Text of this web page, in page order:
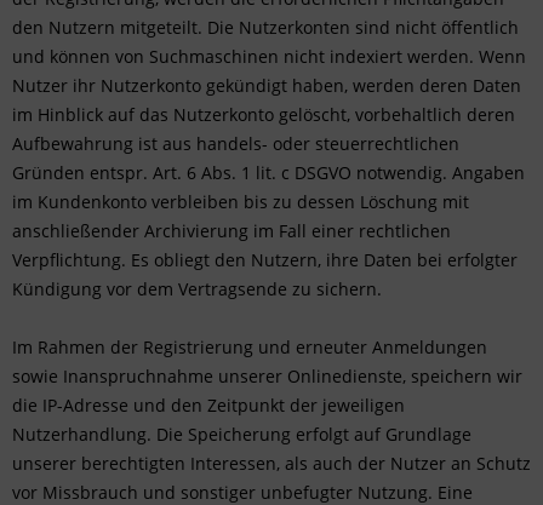
den Nutzern mitgeteilt. Die Nutzerkonten sind nicht öffentlich
und können von Suchmaschinen nicht indexiert werden. Wenn
Nutzer ihr Nutzerkonto gekündigt haben, werden deren Daten
im Hinblick auf das Nutzerkonto gelöscht, vorbehaltlich deren
Aufbewahrung ist aus handels- oder steuerrechtlichen
Gründen entspr. Art. 6 Abs. 1 lit. c DSGVO notwendig. Angaben
im Kundenkonto verbleiben bis zu dessen Löschung mit
anschließender Archivierung im Fall einer rechtlichen
Verpflichtung. Es obliegt den Nutzern, ihre Daten bei erfolgter
Kündigung vor dem Vertragsende zu sichern.
Im Rahmen der Registrierung und erneuter Anmeldungen
sowie Inanspruchnahme unserer Onlinedienste, speichern wir
die IP-Adresse und den Zeitpunkt der jeweiligen
Nutzerhandlung. Die Speicherung erfolgt auf Grundlage
unserer berechtigten Interessen, als auch der Nutzer an Schutz
vor Missbrauch und sonstiger unbefugter Nutzung. Eine